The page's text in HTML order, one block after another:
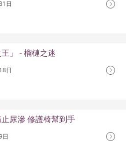
日
王」 - 榴槤之迷
日
尿滲 修護椅幫到手
日